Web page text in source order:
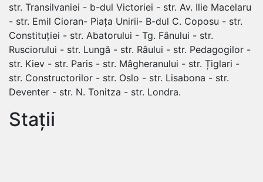
str. Transilvaniei - b-dul Victoriei - str. Av. Ilie Macelaru
- str. Emil Cioran- Piața Unirii- B-dul C. Coposu - str.
Constituției - str. Abatorului - Tg. Fânului - str.
Rusciorului - str. Lungă - str. Râului - str. Pedagogilor -
str. Kiev - str. Paris - str. Mâgheranului - str. Țiglari -
str. Constructorilor - str. Oslo - str. Lisabona - str.
Deventer - str. N. Tonitza - str. Londra.
Stații